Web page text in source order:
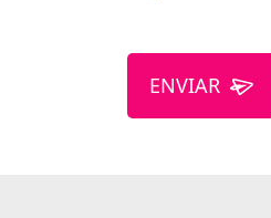
ENVIAR